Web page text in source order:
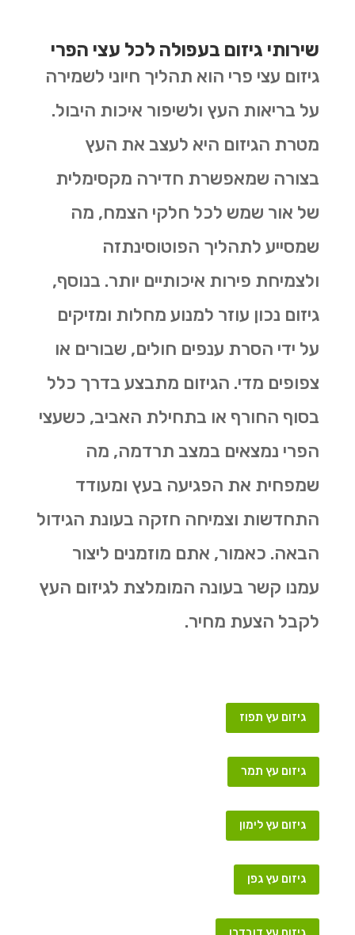
שירותי גיזום בעפולה לכל עצי הפרי
גיזום עצי פרי הוא תהליך חיוני לשמירה
על בריאות העץ ולשיפור איכות היבול.
מטרת הגיזום היא לעצב את העץ
בצורה שמאפשרת חדירה מקסימלית
של אור שמש לכל חלקי הצמח, מה
שמסייע לתהליך הפוטוסינתזה
ולצמיחת פירות איכותיים יותר. בנוסף,
גיזום נכון עוזר למנוע מחלות ומזיקים
על ידי הסרת ענפים חולים, שבורים או
צפופים מדי. הגיזום מתבצע בדרך כלל
בסוף החורף או בתחילת האביב, כשעצי
הפרי נמצאים במצב תרדמה, מה
שמפחית את הפגיעה בעץ ומעודד
התחדשות וצמיחה חזקה בעונת הגידול
הבאה. כאמור, אתם מוזמנים ליצור
עמנו קשר בעונה המומלצת לגיזום העץ
לקבל הצעת מחיר.
גיזום עץ תפוז
גיזום עץ תמר
גיזום עץ לימון
גיזום עץ גפן